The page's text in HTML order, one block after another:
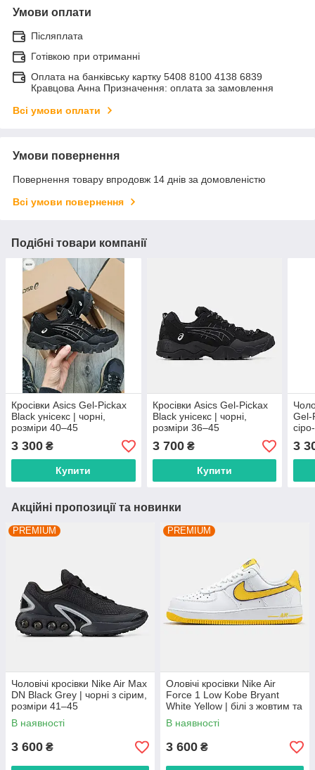
Умови оплати
Післяплата
Готівкою при отриманні
Оплата на банківську картку 5408 8100 4138 6839
Кравцова Анна Призначення: оплата за замовлення
Всі умови оплати
Умови повернення
Повернення товару впродовж 14 днів за домовленістю
Всі умови повернення
Подібні товари компанії
Кросівки Asics Gel-Pickax
Black унісекс | чорні,
розміри 40–45
3 300 ₴
Купити
Кросівки Asics Gel-Pickax
Black унісекс | чорні,
розміри 36–45
3 700₴
Купити
Gel-
3
Акційні пропозиції та новинки
PREMIUM
Чоловічі кросівки Nike Air Max
DN Black Grey | чорні з сірим,
розміри 41–45
В наявності
3 600 ₴
PREMIUM
Оловічі кросівки Nike Air
Force 1 Low Kobe Bryant
White Yellow | білі з жовтим та
фіолетовим, розміри 40–45
В наявності
3 600 ₴